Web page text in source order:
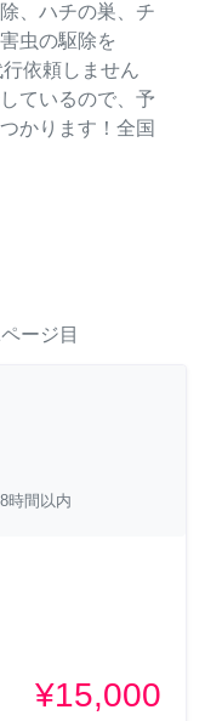
、ハチの巣、チ
虫の駆除を
依頼しません
ているので、予
かります！全国
ージ目
時間以内
¥15,000